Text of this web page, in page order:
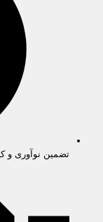
تضمین نوآوری و